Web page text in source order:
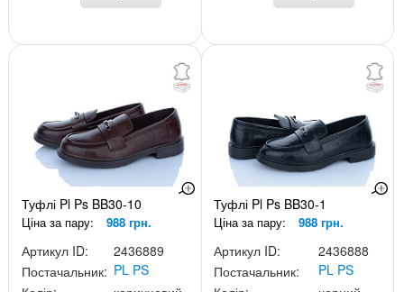
Туфлі Pl Ps BB30-10
Ціна за пару: 988 грн.
Артикул ID:
2436889
Постачальник: PL PS
Туфлі Pl Ps BB30-1
Ціна за пару: 988 грн.
Артикул ID:
2436888
Постачальник:
PL PS